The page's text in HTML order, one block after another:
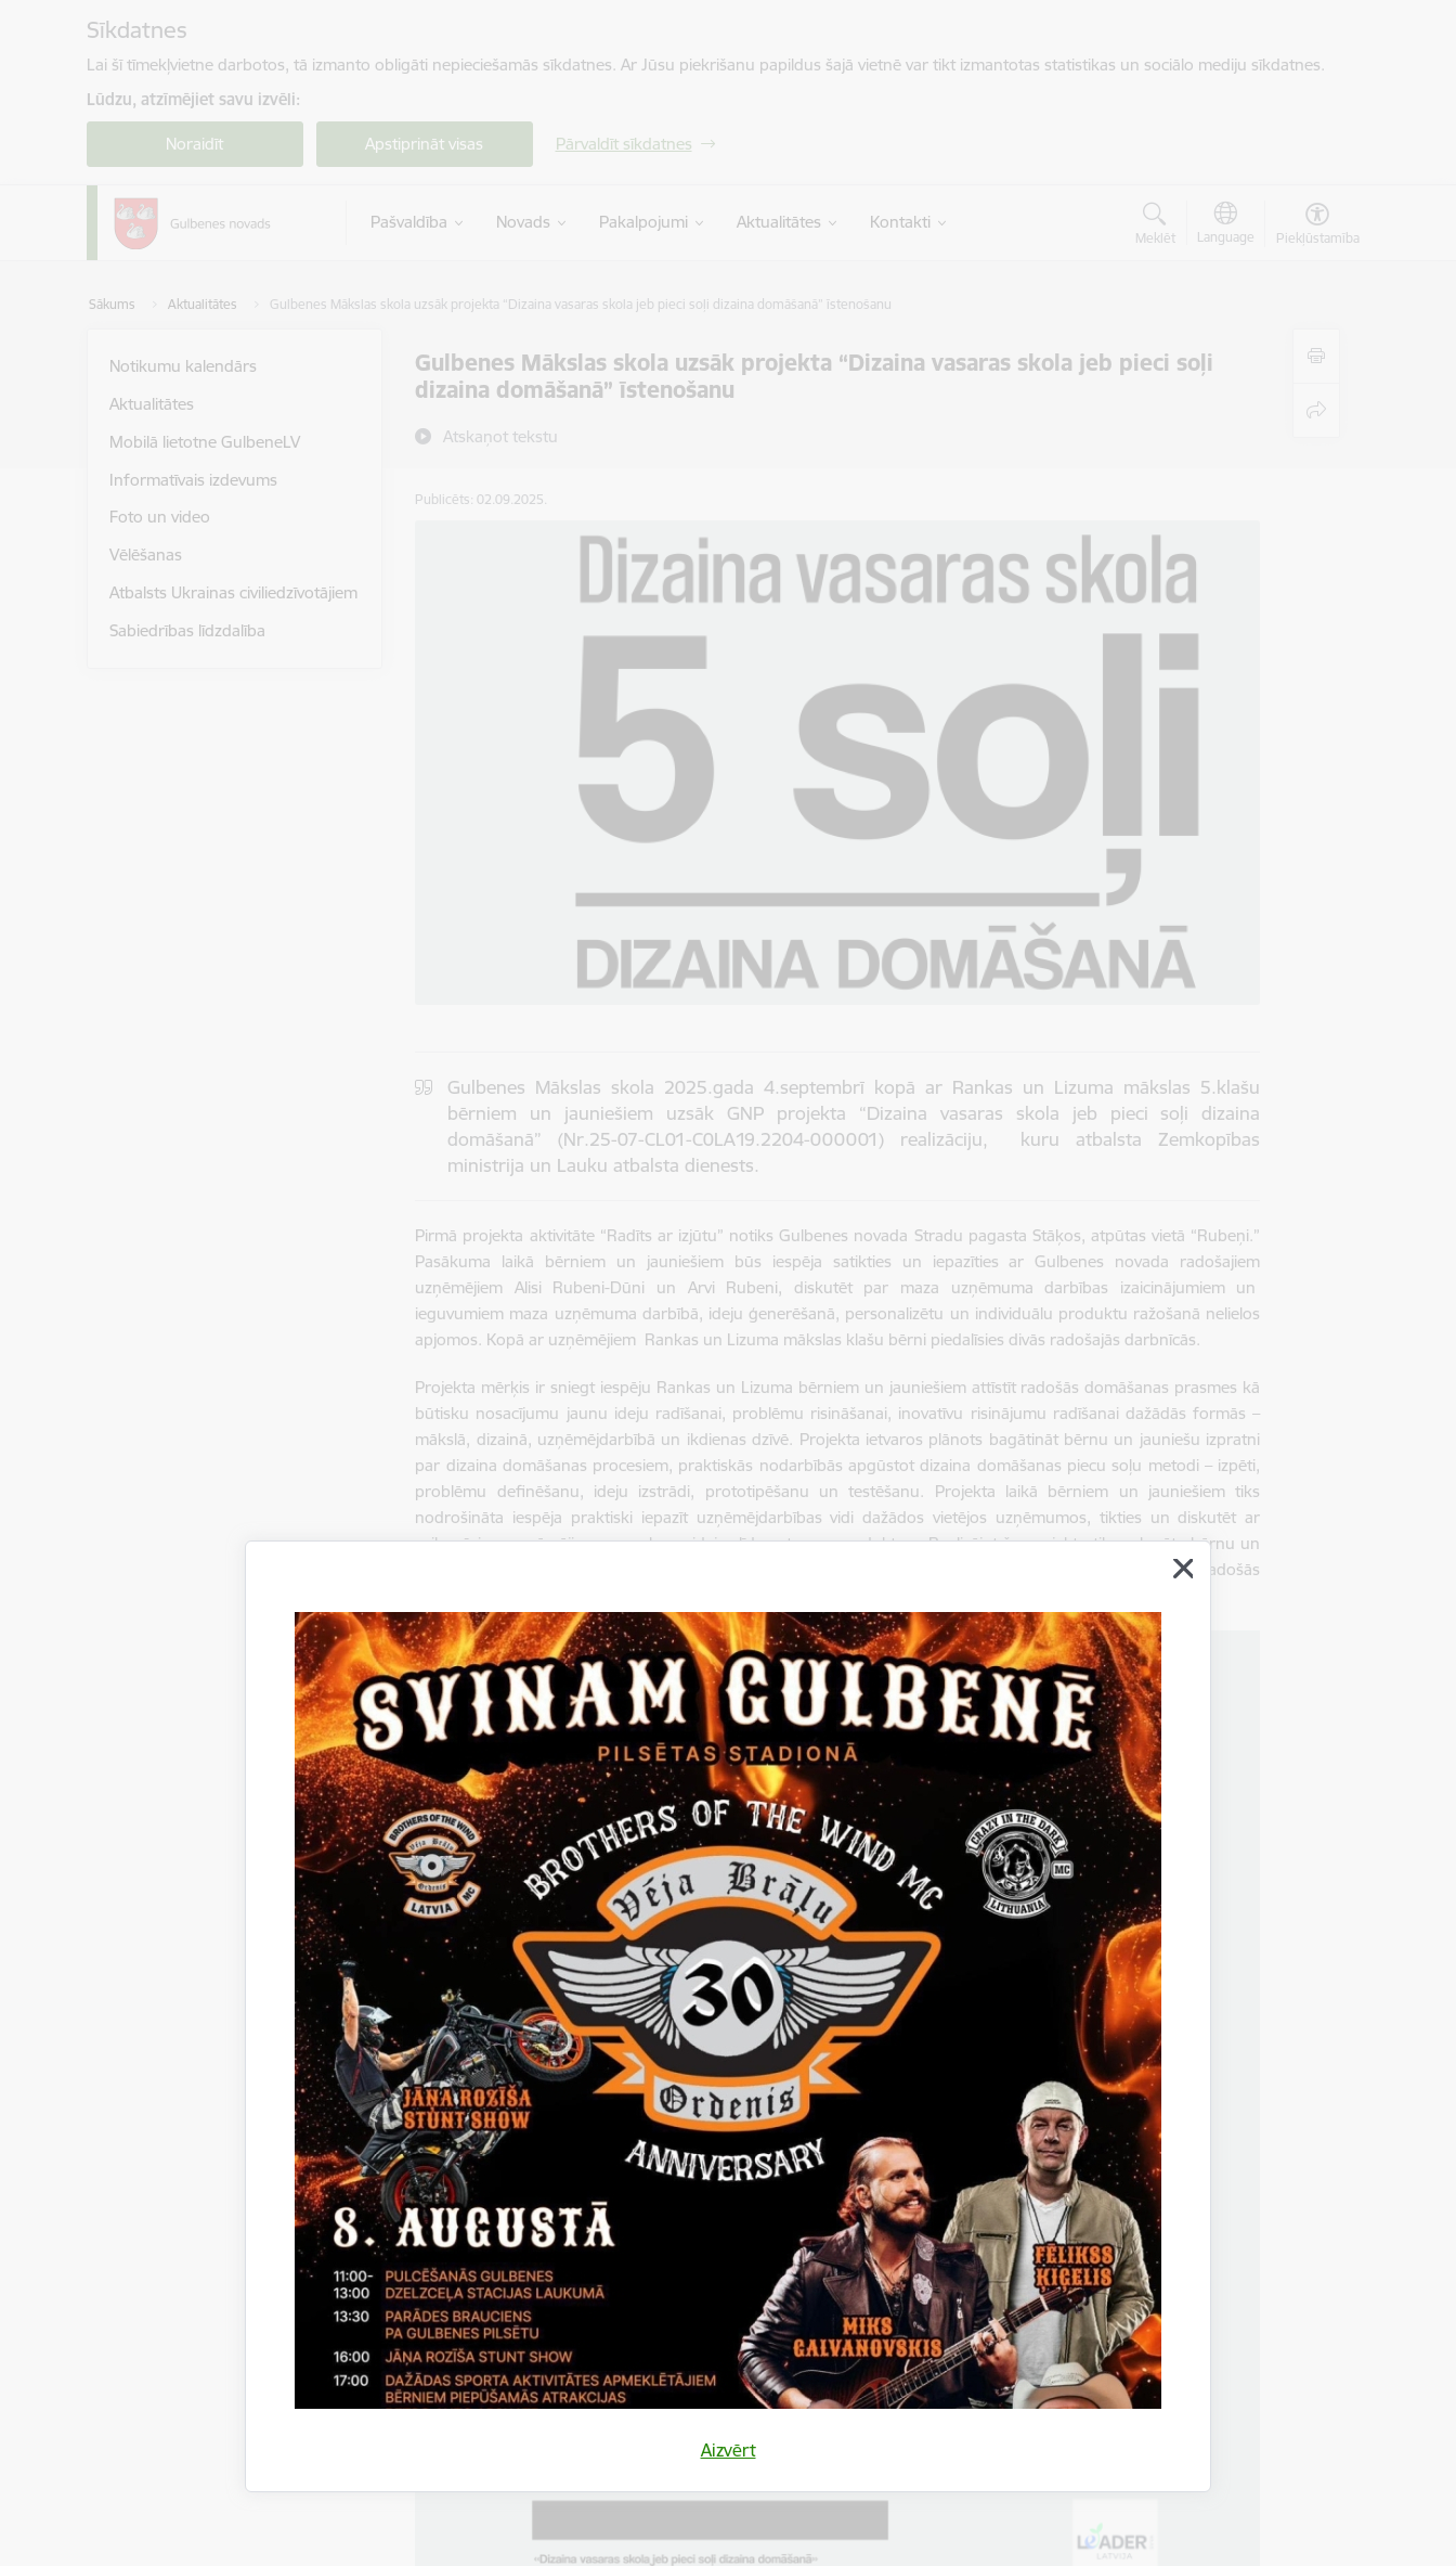
Sīkdatnes
Lai šī tīmekļvietne darbotos, tā izmanto obligāti nepieciešamās sīkdatnes. Ar Jūsu piekrišanu papildus šajā vietnē var tikt izmantotas statistikas un sociālo mediju sīkdatnes.
Lūdzu, atzīmējiet savu izvēli:
Noraidīt Apstiprināt visas Pārvaldīt sīkdatnes
Pašvaldība Novads Pakalpojumi Aktualitātes Kontakti
Meklēt Language Piekļūstamība
Sākums Aktualitātes Gulbenes Mākslas skola uzsāk projekta “Dizaina vasaras skola jeb pieci soļi dizaina domāšanā” īstenošanu
Gulbenes Mākslas skola uzsāk projekta “Dizaina vasaras skola jeb pieci soļi
dizaina domāšanā” īstenošanu
Atskaņot tekstu
Aizvērt
Notikumu kalendārs
Aktualitātes
Mobilā lietotne GulbeneLV
Informatīvais izdevums
Foto un video
Vēlēšanas
Atbalsts Ukrainas civiliedzīvotājiem
Sabiedrības līdzdalība
Publicēts: 02.09.2025.
Gulbenes Mākslas skola 2025.gada 4.septembrī kopā ar Rankas un Lizuma mākslas 5.klašu
bērniem un jauniešiem uzsāk GNP projekta “Dizaina vasaras skola jeb pieci soļi dizaina
domāšanā” (Nr.25-07-CL01-C0LA19.2204-000001) realizāciju, kuru atbalsta Zemkopības
ministrija un Lauku atbalsta dienests.
Pirmā projekta aktivitāte “Radīts ar izjūtu” notiks Gulbenes novada Stradu pagasta Stāķos, atpūtas vietā “Rubeņi.”
Pasākuma laikā bērniem un jauniešiem būs iespēja satikties un iepazīties ar Gulbenes novada radošajiem
uzņēmējiem Alisi Rubeni-Dūni un Arvi Rubeni, diskutēt par maza uzņēmuma darbības izaicinājumiem un
ieguvumiem maza uzņēmuma darbībā, ideju ģenerēšanā, personalizētu un individuālu produktu ražošanā nelielos
apjomos. Kopā ar uzņēmējiem Rankas un Lizuma mākslas klašu bērni piedalīsies divās radošajās darbnīcās.
Projekta mērķis ir sniegt iespēju Rankas un Lizuma bērniem un jauniešiem attīstīt radošās domāšanas prasmes kā
būtisku nosacījumu jaunu ideju radīšanai, problēmu risināšanai, inovatīvu risinājumu radīšanai dažādās formās –
mākslā, dizainā, uzņēmējdarbībā un ikdienas dzīvē. Projekta ietvaros plānots bagātināt bērnu un jauniešu izpratni
par dizaina domāšanas procesiem, praktiskās nodarbībās apgūstot dizaina domāšanas piecu soļu metodi – izpēti,
problēmu definēšanu, ideju izstrādi, prototipēšanu un testēšanu. Projekta laikā bērniem un jauniešiem tiks
nodrošināta iespēja praktiski iepazīt uzņēmējdarbības vidi dažādos vietējos uzņēmumos, tikties un diskutēt ar
veiksmīgiem uzņēmējiem par ceļu no idejas līdz gatavam produktam. Realizējot šo projektu tiks sekmēta bērnu un
jauniešu jēgpilna brīvā laika pavadīšana, rosināta apzināta nākotnes un karjeras plānošana, pilnveidotas radošās